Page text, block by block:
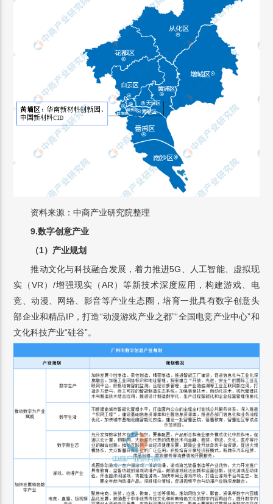
资料来源：中商产业研究院整理
9.数字创意产业
（1）产业规划
推动文化与科技融合发展，着力推进5G、人工智能、虚拟现
实（VR）/增强现实（AR）等新技术深度应用，构建游戏、电
竞、动漫、网络、影音等产业生态圈，培育一批具有数字创意头
部企业和精品IP，打造“动漫游戏产业之都”“全国电竞产业中心”和
文化科技产业“硅谷”。